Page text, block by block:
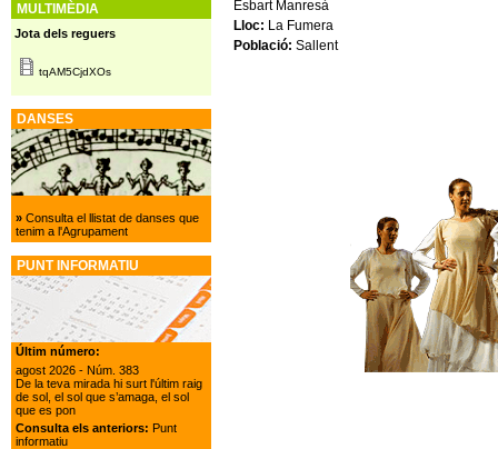
Esbart Manresà
Lloc: La Fumera
Població: Sallent
MULTIMÈDIA
Jota dels reguers
tqAM5CjdXOs
DANSES
»Consulta el llistat de danses que
tenim a l'Agrupament
PUNT INFORMATIU
Últim número:
agost 2026 - Núm. 383
De la teva mirada hi surt l'últim raig
de sol, el sol que s’amaga, el sol
que es pon
Consulta els anteriors: Punt
informatiu